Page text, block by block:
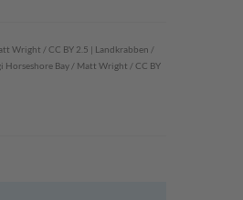
Wright / CC BY 2.5 | Landkrabben /
Horseshore Bay / Matt Wright / CC BY